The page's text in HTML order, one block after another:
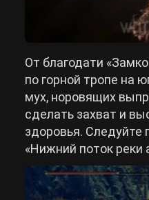
От благодати
по горной тропе на
мух, норовящих
сделать захват и
здоровья. Следуйте
«Нижний поток реки